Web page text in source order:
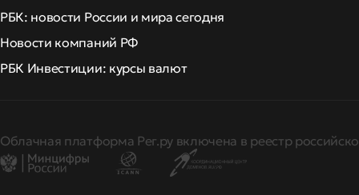
РБК: новости России и мира сегодня
Новости компаний РФ
РБК Инвестиции: курсы валют
Облачная платформа Рег.ру включена в реестр